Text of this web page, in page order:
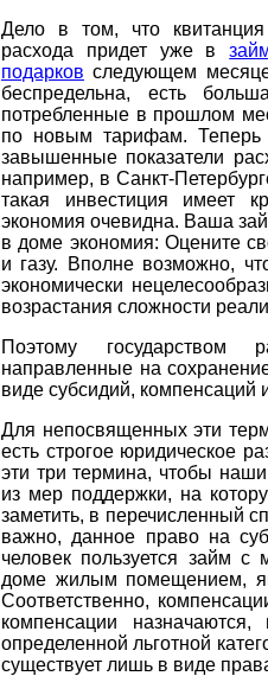
Дело в том, что
расхода придет уже в
подарков следующем
беспредельна, есть
потребленные в прошлом
по новым тарифам. Теперь
завышенные показатели
например, в Санкт-
такая инвестиция имеет
экономия очевидна. Ваша
в доме экономия: Оцените
и газу. Вполне возможно,
экономически
возрастания сложности
Поэтому государством
направленные на
виде субсидий, компенсаций и
Для непосвященных эти
есть строгое юридическое
эти три термина, чтобы
из мер поддержки, на
заметить, в перечисленный
важно, данное право на
человек пользуется займ
доме жилым помещением,
Соответственно,
компенсации
определенной льготной
существует лишь в виде